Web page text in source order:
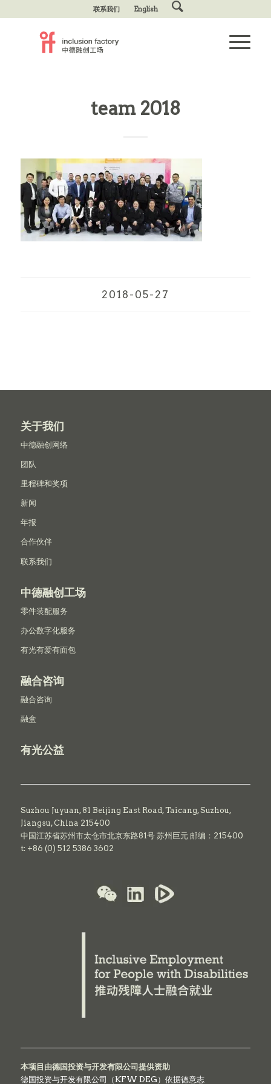
联系我们 English
team 2018
2018-05-27
关于我们
中德融创网络
团队
里程碑和奖项
新闻
年报
合作伙伴
联系我们
中德融创工场
零件装配服务
办公数字化服务
有光有爱有面包
融合咨询
融合咨询
融盒
有光公益
Suzhou Juyuan, 81 Beijing East Road,Taicang,Suzhou,
Jiangsu, China 215400
中国江苏省苏州市太仓市北京东路81号 苏州巨元 邮编：215400
t: +86 (0) 512 5386 3602
本项目由德国投资与开发有限公司提供资助
德国投资与开发有限公司（KFW DEG）依据德意志